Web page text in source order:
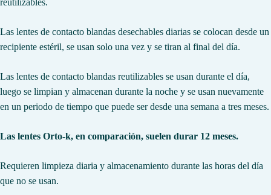
reutilizables.
Las lentes de contacto blandas desechables diarias se colocan desde un
recipiente estéril, se usan solo una vez y se tiran al final del día.
Las lentes de contacto blandas reutilizables se usan durante el día,
luego se limpian y almacenan durante la noche y se usan nuevamente
en un periodo de tiempo que puede ser desde una semana a tres meses.
Las lentes Orto-k, en comparación, suelen durar 12 meses.
Requieren limpieza diaria y almacenamiento durante las horas del día
que no se usan.